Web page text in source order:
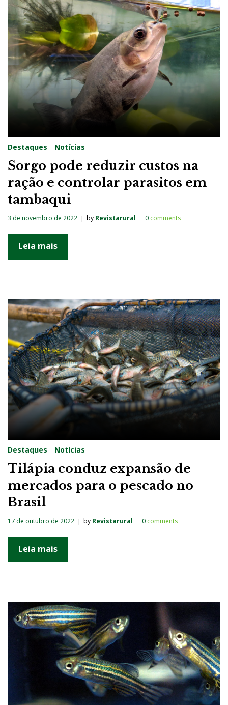
Destaques Notícias
Sorgo pode reduzir custos na
ração e controlar parasitos em
tambaqui
3 de novembro de 2022 by Revistarural 0comments
Leia mais
Destaques Notícias
Tilápia conduz expansão de
mercados para o pescado no
Brasil
17 de outubro de 2022 by Revistarural 0comments
Leia mais